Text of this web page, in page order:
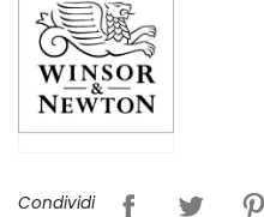
Condividi